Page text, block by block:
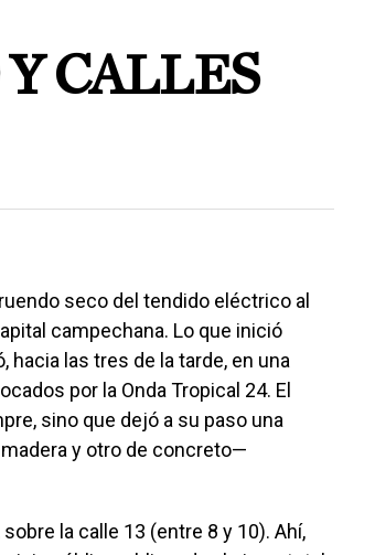
CALLES
seco del tendido eléctrico al
campechana. Lo que inició
las tres de la tarde, en una
por la Onda Tropical 24. El
sino que dejó a su paso una
y otro de concreto—
la calle 13 (entre 8 y 10). Ahí,